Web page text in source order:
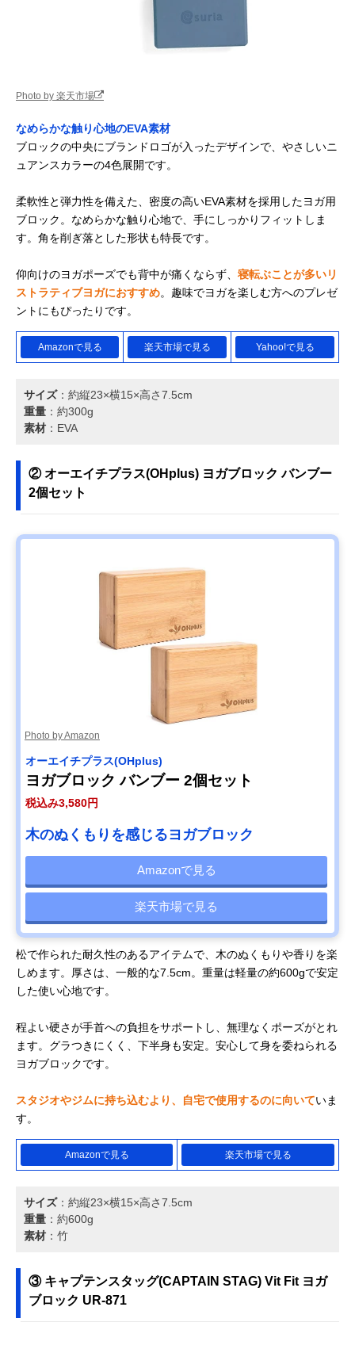
Photo by 楽天市場
なめらかな触り心地のEVA素材
ブロックの中央にブランドロゴが入ったデザインで、やさしいニ
ュアンスカラーの4色展開です。
柔軟性と弾力性を備えた、密度の高いEVA素材を採用したヨガ用
ブロック。なめらかな触り心地で、手にしっかりフィットしま
す。角を削ぎ落とした形状も特長です。
仰向けのヨガポーズでも背中が痛くならず、 寝転ぶことが多いリ
ストラティブヨガにおすすめ。趣味でヨガを楽しむ方へのプレゼ
ントにもぴったりです。
Amazonで見る 楽天市場で見る Yahoo!で見る
サイズ：約縦23×横15×高さ7.5cm
重量 ：約300g
素材 ：EVA
② オーエイチプラス(OHplus) ヨガブロック バンブー
2個セット
Photo by Amazon
オーエイチプラス(OHplus)
ヨガブロック バンブー 2個セット
税込み3,580円
木のぬくもりを感じるヨガブロック
Amazonで見る
楽天市場で見る
松で作られた耐久性のあるアイテムで、木のぬくもりや香りを楽
しめます。厚さは、一般的な7.5cm。重量は軽量の約600gで安定
した使い心地です。
程よい硬さが手首への負担をサポートし、無理なくポーズがとれ
ます。グラつきにくく、下半身も安定。安心して身を委ねられる
ヨガブロックです。
スタジオやジムに持ち込むより、自宅で使用するのに向いていま
す。
Amazonで見る 楽天市場で見る
サイズ：約縦23×横15×高さ7.5cm
重量 ：約600g
素材 ：竹
③ キャプテンスタッグ(CAPTAIN STAG) Vit Fit ヨガ
ブロック UR-871